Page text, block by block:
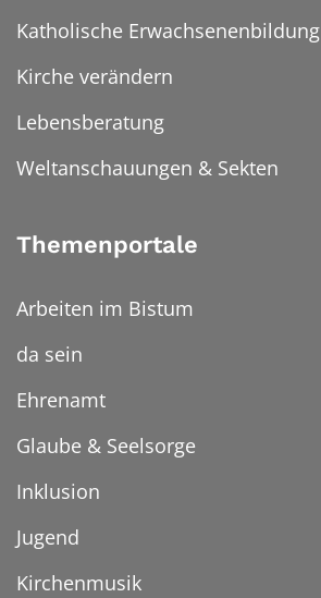
Katholische Erwachsenenbildung
Kirche verändern
Lebensberatung
Weltanschauungen & Sekten
Themenportale
Arbeiten im Bistum
da sein
Ehrenamt
Glaube & Seelsorge
Inklusion
Jugend
Kirchenmusik